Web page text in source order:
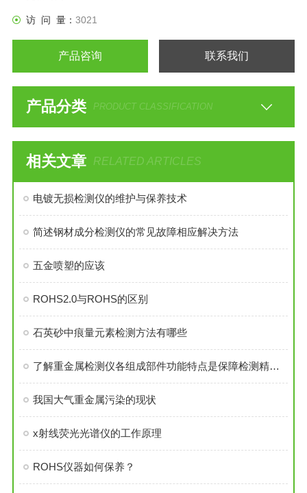
访 问 量： 3021
产品咨询 联系我们
产品分类 PRODUCT CLASSIFICATION
相关文章 RELATED ARTICLES
电镀无损检测仪的维护与保养技术
简述钢材成分检测仪的常见故障相应解决方法
五金喷塑的应该
ROHS2.0与ROHS的区别
石英砂中痕量元素检测方法有哪些
了解重金属检测仪各组成部件功能特点是保障检测精度与效能的基础
我国大气重金属污染的现状
x射线荧光光谱仪的工作原理
ROHS仪器如何保养？